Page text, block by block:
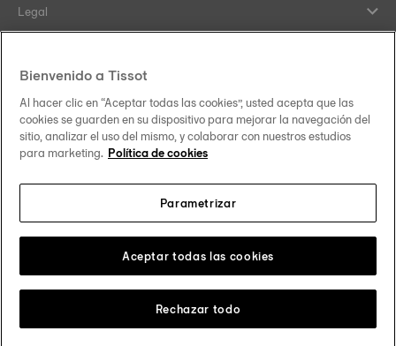
Legal
Nuestro compromiso
Síguenos en redes sociales
Cambiar país Tissot Copyrights 2026
Bienvenido a Tissot
Al hacer clic en “Aceptar todas las cookies”, usted acepta que las
cookies se guarden en su dispositivo para mejorar la navegación del
sitio, analizar el uso del mismo, y colaborar con nuestros estudios
para marketing. Política de cookies
Parametrizar
Rechazar todo
Aceptar todas las cookies